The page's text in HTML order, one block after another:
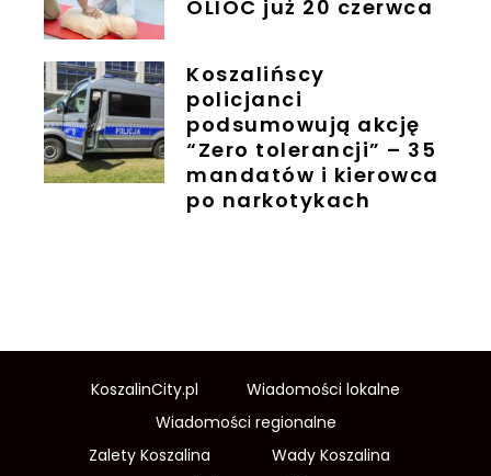
OLIOC już 20 czerwca
Koszalińscy
policjanci
podsumowują akcję
“Zero tolerancji” – 35
mandatów i kierowca
po narkotykach
KoszalinCity.pl
Wiadomości lokalne
Wiadomości regionalne
Zalety Koszalina
Wady Koszalina